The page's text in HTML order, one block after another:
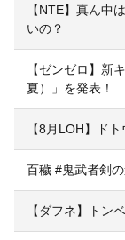
【NTE】真ん中
いの？
【ゼンゼロ】新
夏）」を発表！
【8月LOH】ド
百穢 #鬼武者剣
【ダフネ】トン